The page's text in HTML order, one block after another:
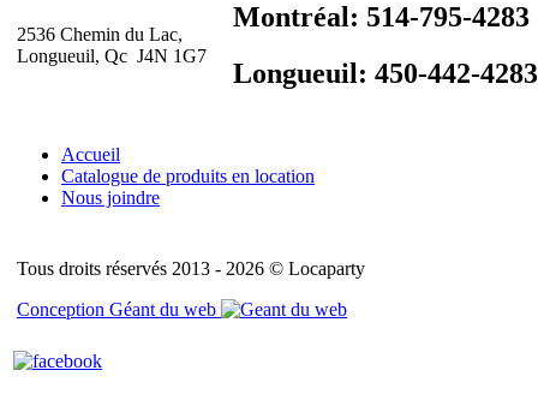
2536 Chemin du Lac,
Longueuil, Qc J4N 1G7
Montréal: 514-795-4283
Longueuil: 450-442-4283
Accueil
Catalogue de produits en location
Nous joindre
Tous droits réservés 2013 - 2026 © Locaparty
Conception Géant du web